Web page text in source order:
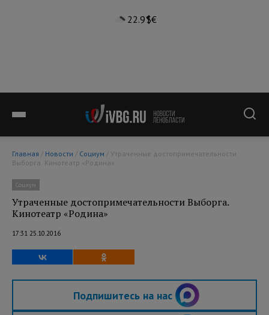
22.9°$€
Главная / Новости / Социум
Выборга. Кинотеатр «Родина»
Социум
Утраченные достопримечательности Выборга.
Кинотеатр «Родина»
17:31 25.10.2016
Подпишитесь на нас